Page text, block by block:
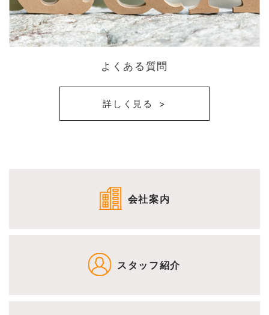
よくある質問
詳しく見る
会社案内
スタッフ紹介